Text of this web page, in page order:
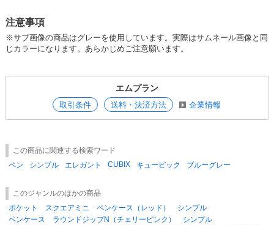
【入学】【新学期】
注意事項
※サブ画像の商品はグレーを使用しています。実際はサムネール画像と同
じカラーになります。あらかじめご注意願います。
エムプラン
取引条件 送料・決済方法 企業情報
この商品に関連する検索ワード
ペン
シンプル エレガント CUBIX キュービック ブルーグレー
このジャンルのほかの商品
ポケット スクエアミニ ペンケース（レッド） シンプル
ペンケース ラウンドジップN（チェリーピンク） シンプル